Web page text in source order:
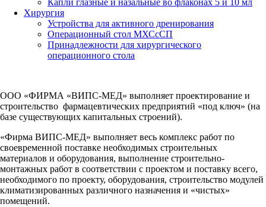
Капли глазные и назальные во флаконах 5 и 10 мл
Хирургия
Устройства для активного дренирования
Операционный стол МХСсСП
Принадлежности для хирургического
операционного стола
ООО «ФИРМА «ВИПС-МЕД» выполняет проектирование и
строительство фармацевтических предприятий «под ключ» (на
базе существующих капитальных строений).
«Фирма ВИПС-МЕД» выполняет весь комплекс работ по
своевременной поставке необходимых строительных
материалов и оборудования, выполнение строительно-
монтажных работ в соответствии с проектом и поставку всего,
необходимого по проекту, оборудования, строительство модулей
климатизированных различного назначения и «чистых»
помещений.